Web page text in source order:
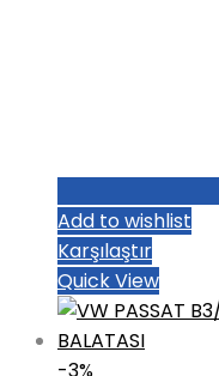
Add to wishlist
Karşılaştır
Quick View